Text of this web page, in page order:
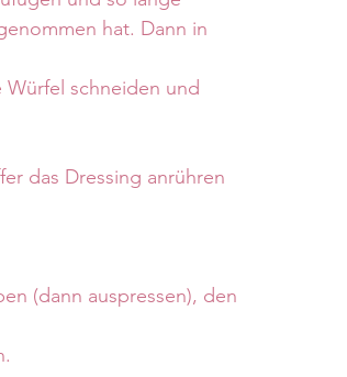
hat. Dann in
schneiden und
das Dressing anrühren
(dann auspressen), den